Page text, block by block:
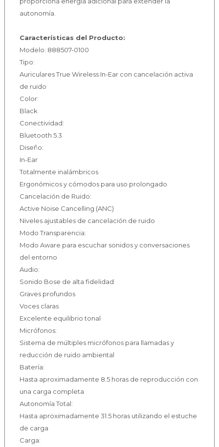
autonomía.
Características del Producto:
Modelo: 888507-0100
Tipo:
Auriculares True Wireless In-Ear con cancelación activa
de ruido
Color:
Black
Conectividad:
Bluetooth 5.3
Diseño:
In-Ear
Totalmente inalámbricos
Ergonómicos y cómodos para uso prolongado
Cancelación de Ruido:
Active Noise Cancelling (ANC)
Niveles ajustables de cancelación de ruido
Modo Transparencia:
Modo Aware para escuchar sonidos y conversaciones
del entorno
Audio:
Sonido Bose de alta fidelidad
Graves profundos
Voces claras
Excelente equilibrio tonal
Micrófonos:
Sistema de múltiples micrófonos para llamadas y
reducción de ruido ambiental
Batería:
Hasta aproximadamente 8.5 horas de reproducción con
una carga completa
Autonomía Total:
Hasta aproximadamente 31.5 horas utilizando el estuche
de carga
Carga: